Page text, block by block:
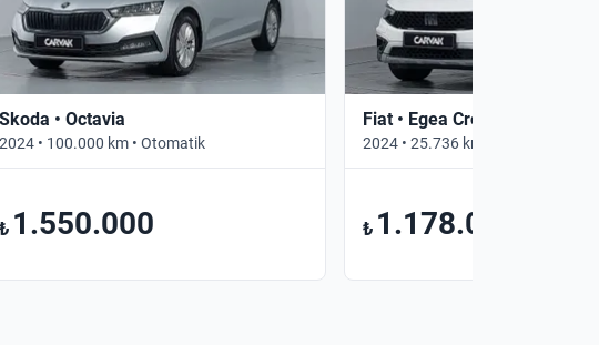
Skoda • Octavia
2024 • 100.000 km • Otomatik
₺ 1.550.000
Fiat • Egea Cross
2024 • 25.736 km • Manuel
₺ 1.178.000